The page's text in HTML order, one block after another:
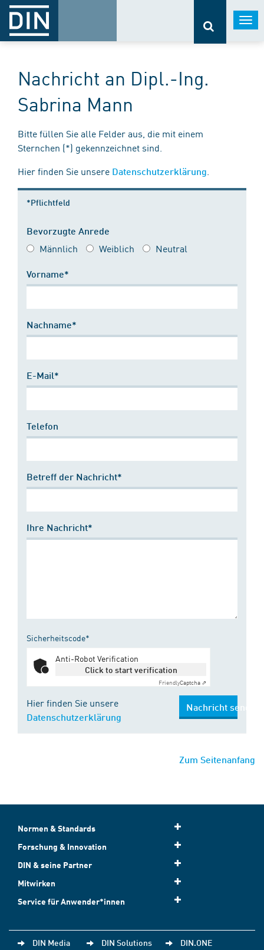
Nachricht an Dipl.-Ing.
Sabrina Mann
Bitte füllen Sie alle Felder aus, die mit einem
Sternchen (*) gekennzeichnet sind.
Hier finden Sie unsere Datenschutzerklärung
*Pflichtfeld
Bevorzugte Anrede
Männlich Weiblich Neutral
Vorname*
Nachname*
E-Mail*
Telefon
Betreff der Nachricht*
Ihre Nachricht*
Sicherheitscode*
Anti-Robot Verification
Click to start verification
FriendlyCaptcha ⇗
Hier finden Sie unsere
Datenschutzerklärung
Nachricht senden
Zum Seitenanfang
Normen & Standards
Forschung & Innovation
DIN & seine Partner
Mitwirken
Service für Anwender*innen
DIN Media DIN Solutions DIN.ONE